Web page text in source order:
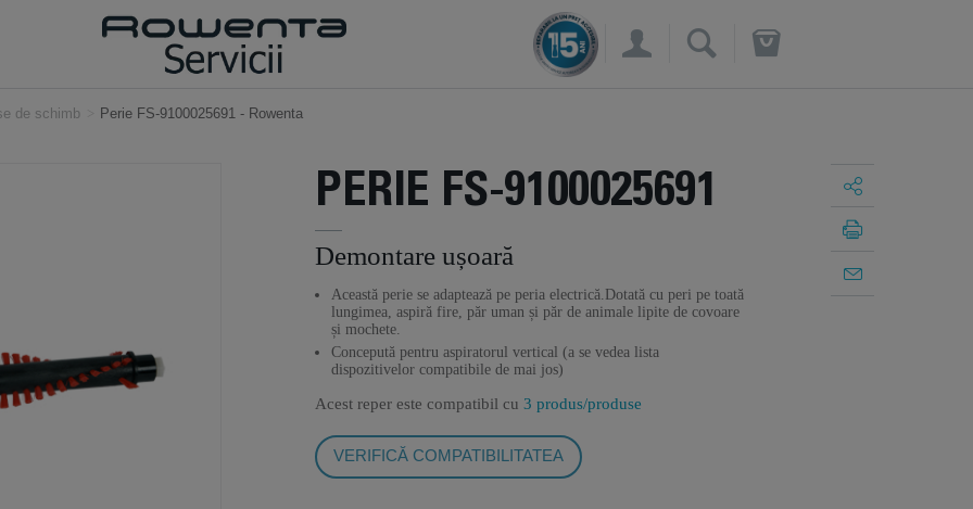
×
de schimb Perie FS-9100025691 - Rowenta
PERIE FS-9100025691
Demontare ușoară
Această perie se adaptează pe peria electrică.Dotată cu peri pe toată
lungimea, aspiră fire, păr uman și păr de animale lipite de covoare
și mochete.
Concepută pentru aspiratorul vertical (a se vedea lista
dispozitivelor compatibile de mai jos)
Acest reper este compatibil cu 3 produs/produse
VERIFICĂ COMPATIBILITATEA